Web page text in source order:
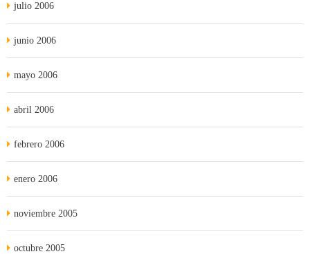
julio 2006
junio 2006
mayo 2006
abril 2006
febrero 2006
enero 2006
noviembre 2005
octubre 2005